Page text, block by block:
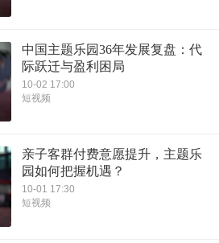
中国主题乐园36年发展复盘：代
际跃迁与盈利困局
10-02 17:00
短视频
亲子客群付费意愿提升，主题乐
园如何把握机遇？
10-01 17:30
短视频